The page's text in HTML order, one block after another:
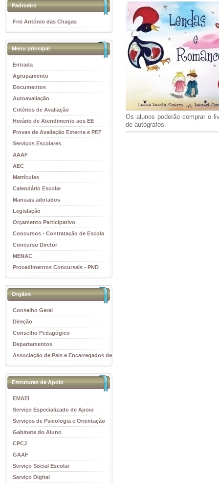
Padroeiro
Frei António das Chagas
Menu principal
Entrada
Agrupamento
Documentos
Autoavaliação
Critérios de Avaliação
Horário de Atendimento aos EE
Provas de Avaliação Externa e PEF
Serviços Escolares
AAAF
AEC
Matrículas
Calendário Escolar
Manuais adotados
Legislação
Orçamento Participativo
Concursos - Contratação de Escola
Concurso Diretor
MENAC
Procedimentos Concursais - PND
Orgãos
Conselho Geral
Direção
Conselho Pedagógico
Departamentos
Associação de Pais e Encarregados de
Educação
Estruturas de Apoio
EMAEI
Serviço Especializado de Apoio
Educativo
Serviços de Psicologia e Orientação
(SPO)
Gabinete do Aluno
CPCJ
GAAF
Serviço Social Escolar
Serviço Digital
Os alunos poderão comprar o
de autógrafos.